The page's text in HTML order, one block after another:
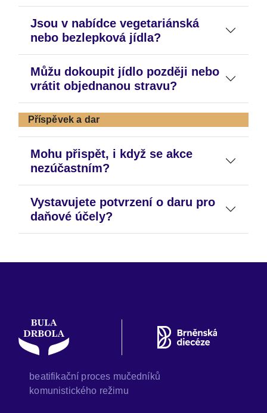
Jsou v nabídce vegetariánská
nebo bezlepková jídla?
Můžu dokoupit jídlo později nebo
vrátit objednanou stravu?
Příspěvek a dar
Mohu přispět, i když se akce
nezúčastním?
Vystavujete potvrzení o daru pro
daňové účely?
beatifikační proces mučedníků
komunistického režimu